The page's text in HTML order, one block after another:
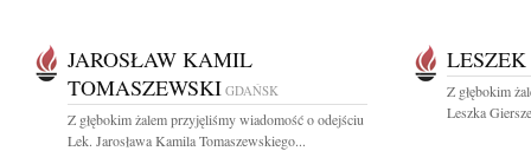
JAROSŁAW KAMIL
TOMASZEWSKI GDAŃSK
Z głębokim żalem przyjęliśmy wiadomość o odejściu
Lek. Jarosława Kamila Tomaszewskiego...
Z głębokim
Leszka